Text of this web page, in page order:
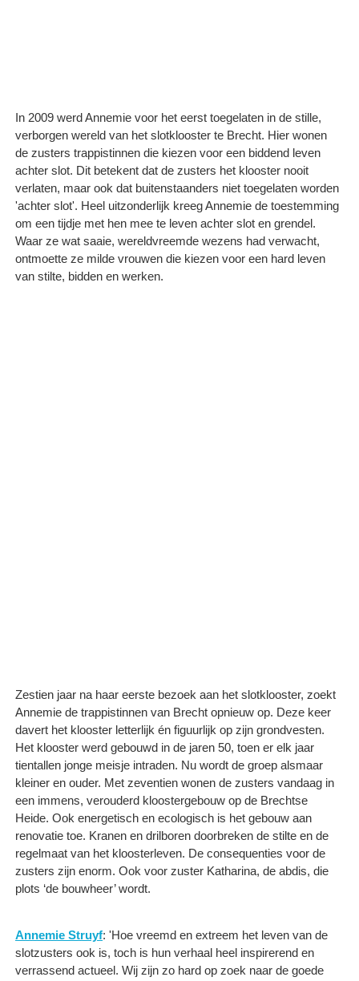
In 2009 werd Annemie voor het eerst toegelaten in de stille,
verborgen wereld van het slotklooster te Brecht. Hier wonen
de zusters trappistinnen die kiezen voor een biddend leven
achter slot. Dit betekent dat de zusters het klooster nooit
verlaten, maar ook dat buitenstaanders niet toegelaten worden
'achter slot'. Heel uitzonderlijk kreeg Annemie de toestemming
om een tijdje met hen mee te leven achter slot en grendel.
Waar ze wat saaie, wereldvreemde wezens had verwacht,
ontmoette ze milde vrouwen die kiezen voor een hard leven
van stilte, bidden en werken. ​
Zestien jaar na haar eerste bezoek aan het slotklooster, zoekt
Annemie de trappistinnen van Brecht opnieuw op. Deze keer
davert het klooster letterlijk én figuurlijk op zijn grondvesten.
Het klooster werd gebouwd in de jaren 50, toen er elk jaar
tientallen jonge meisje intraden. Nu wordt de groep alsmaar
kleiner en ouder. Met zeventien wonen de zusters vandaag in
een immens, verouderd kloostergebouw op de Brechtse
Heide. Ook energetisch en ecologisch is het gebouw aan
renovatie toe. Kranen en drilboren doorbreken de stilte en de
regelmaat van het kloosterleven. De consequenties voor de
zusters zijn enorm. Ook voor zuster Katharina, de abdis, die
plots ‘de bouwheer’ wordt.
Annemie Struyf: 'Hoe vreemd en extreem het leven van de
slotzusters ook is, toch is hun verhaal heel inspirerend en
verrassend actueel. Wij zijn zo hard op zoek naar de goede